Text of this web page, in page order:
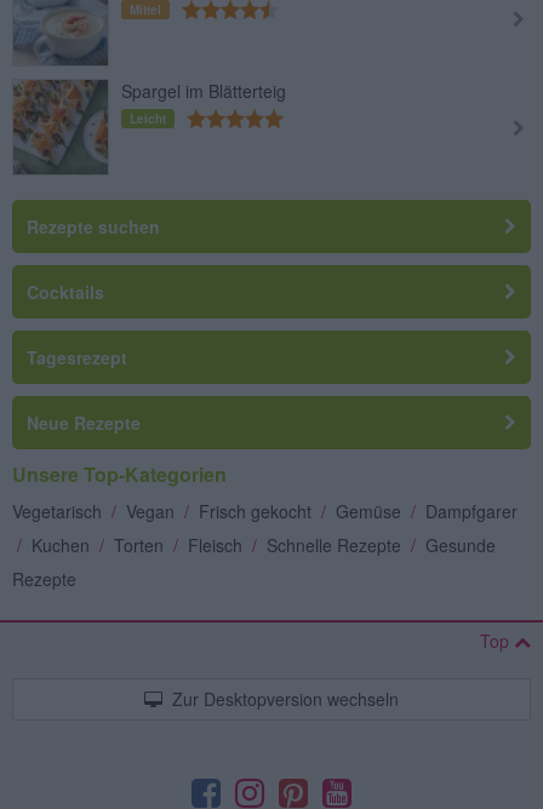
Mittel
Spargel im Blätterteig
Leicht
Rezepte suchen
Cocktails
Tagesrezept
Neue Rezepte
Unsere Top-Kategorien
Vegetarisch / Vegan / Frisch gekocht / Gemüse / Dampfgarer
/ Kuchen / Torten / Fleisch / Schnelle Rezepte / Gesunde
Rezepte
Top
Zur Desktopversion wechseln